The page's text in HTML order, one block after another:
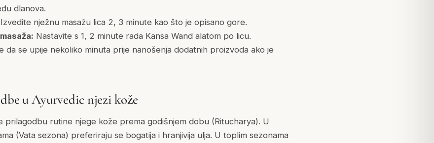
dlanova.
Izvedite nježnu masažu lica 2, 3 minute kao što je opisano gore.
Nastavite s 1, 2 minute rada Kansa Wand alatom po licu.
da se upije nekoliko minuta prije nanošenja dodatnih proizvoda ako je
u Ayurvedic njezi kože
prilagodbu rutine njege kože prema godišnjem dobu (Ritucharya). U
(Vata sezona) preferiraju se bogatija i hranjivija ulja. U toplim sezonama